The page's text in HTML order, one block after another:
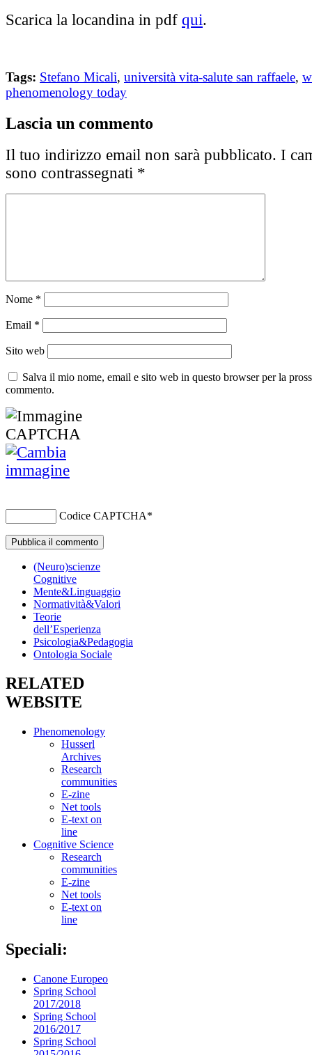
Scarica la locandina in pdf qui.
Tags: Stefano Micali, università vita-salute san raffaele,
phenomenology today
Lascia un commento
Il tuo indirizzo email non sarà pubblicato. I
sono contrassegnati *
Nome *
Email *
Sito web
Salva il mio nome, email e sito web in questo browser per la
commento.
Codice CAPTCHA*
(Neuro)scienze
Cognitive
Mente&Linguaggio
Normatività&Valori
Teorie
dell’Esperienza
Psicologia&Pedagogia
Ontologia Sociale
RELATED
WEBSITE
Phenomenology
Husserl
Archives
Research
communities
E-zine
Net tools
E-text on
line
Cognitive Science
Research
communities
E-zine
Net tools
E-text on
line
Speciali:
Canone Europeo
Spring School
2017/2018
Spring School
2016/2017
Spring School